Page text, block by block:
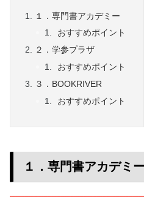
１．専門書アカデミー
おすすめポイント
２．学参プラザ
おすすめポイント
３．BOOKRIVER
おすすめポイント
１．専門書アカデミー